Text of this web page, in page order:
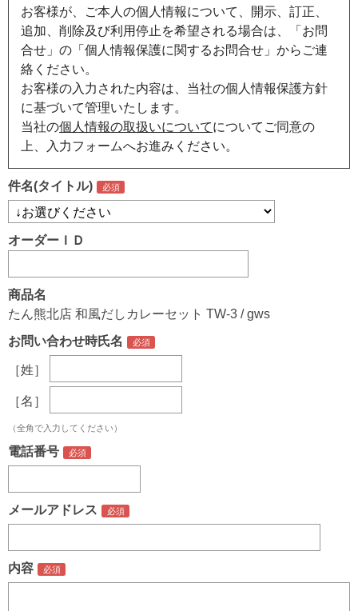
お客様が、ご本人の個人情報について、開示、訂正、
追加、削除及び利用停止を希望される場合は、「お問
合せ」の「個人情報保護に関するお問合せ」からご連
絡ください。
お客様の入力された内容は、当社の個人情報保護方針
に基づいて管理いたします。
当社の個人情報の取扱いについてについてご同意の
上、入力フォームへお進みください。
件名(タイトル)
オーダーＩＤ
商品名
たん熊北店 和風だしカレーセット TW-3 / gws
お問い合わせ時氏名
［姓］
［名］
（全角で入力してください）
電話番号
メールアドレス
内容